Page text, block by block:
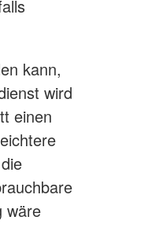
kann,
wird
einen
wäre